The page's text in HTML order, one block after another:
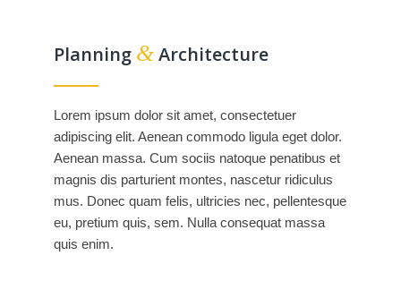
Planning &Architecture
Lorem ipsum dolor sit amet, consectetuer
adipiscing elit. Aenean commodo ligula eget dolor.
Aenean massa. Cum sociis natoque penatibus et
magnis dis parturient montes, nascetur ridiculus
mus. Donec quam felis, ultricies nec, pellentesque
eu, pretium quis, sem. Nulla consequat massa
quis enim.